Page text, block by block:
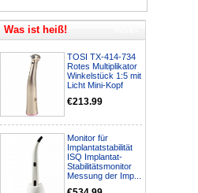
Was ist heiß!
TOSI TX-414-734
Rotes Multiplikator
Winkelstück 1:5 mit
Licht Mini-Kopf
€213.99
Monitor für
Implantatstabilität
ISQ Implantat-
Stabilitätsmonitor
Messung der Imp...